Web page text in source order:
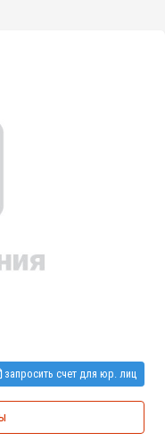
запросить счет для юр. лиц